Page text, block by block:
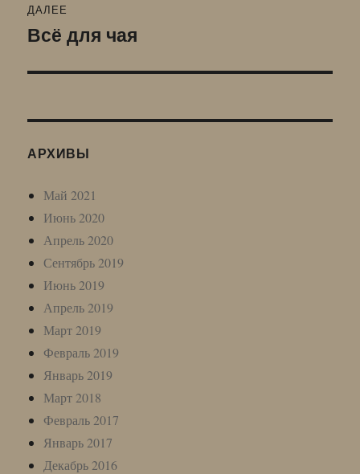
ДАЛЕЕ
Следующая
Всё для чая
АРХИВЫ
Май 2021
Июнь 2020
Апрель 2020
Сентябрь 2019
Июнь 2019
Апрель 2019
Март 2019
Февраль 2019
Январь 2019
Март 2018
Февраль 2017
Январь 2017
Декабрь 2016